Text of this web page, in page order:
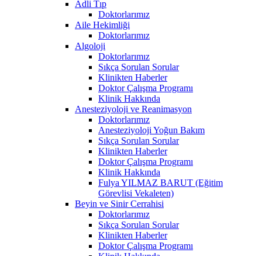
Adli Tıp
Doktorlarımız
Aile Hekimliği
Doktorlarımız
Algoloji
Doktorlarımız
Sıkça Sorulan Sorular
Klinikten Haberler
Doktor Çalışma Programı
Klinik Hakkında
Anesteziyoloji ve Reanimasyon
Doktorlarımız
Anesteziyoloji Yoğun Bakım
Sıkça Sorulan Sorular
Klinikten Haberler
Doktor Çalışma Programı
Klinik Hakkında
Fulya YILMAZ BARUT (Eğitim
Görevlisi Vekaleten)
Beyin ve Sinir Cerrahisi
Doktorlarımız
Sıkça Sorulan Sorular
Klinikten Haberler
Doktor Çalışma Programı